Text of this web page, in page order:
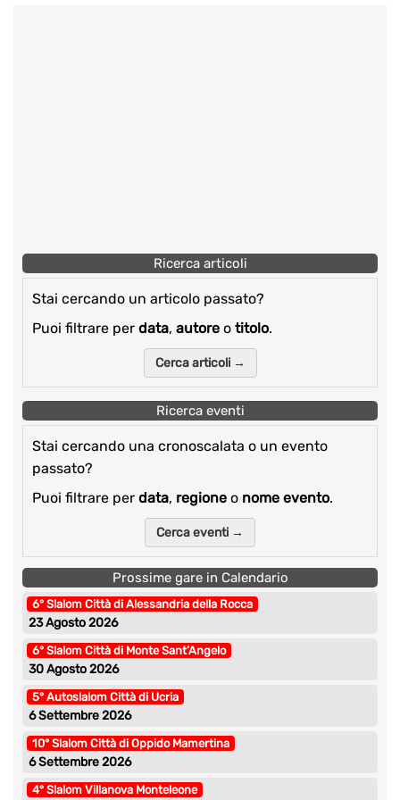
Ricerca articoli
Stai cercando un articolo passato?
Puoi filtrare per data, autore o titolo.
Cerca articoli →
Ricerca eventi
Stai cercando una cronoscalata o un evento
passato?
Puoi filtrare per data, regione o nome evento.
Cerca eventi →
Prossime gare in Calendario
6° Slalom Città di Alessandria della Rocca
23 Agosto 2026
6° Slalom Città di Monte Sant’Angelo
30 Agosto 2026
5° Autoslalom Città di Ucria
6 Settembre 2026
10° Slalom Città di Oppido Mamertina
6 Settembre 2026
4° Slalom Villanova Monteleone